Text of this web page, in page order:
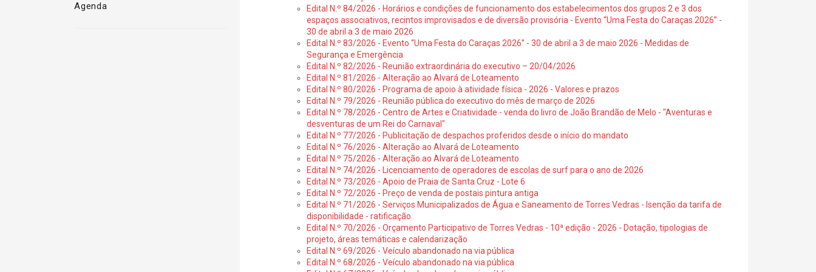
Agenda
Edital N.º 84/2026 - Horários e condições de funcionamento dos estabelecimentos dos grupos 2 e 3 dos
espaços associativos, recintos improvisados e de diversão provisória - Evento “Uma Festa do Caraças 2026” -
30 de abril a 3 de maio 2026
Edital N.º 83/2026 - Evento “Uma Festa do Caraças 2026” - 30 de abril a 3 de maio 2026 - Medidas de
Segurança e Emergência
Edital N.º 82/2026 - Reunião extraordinária do executivo – 20/04/2026
Edital N.º 81/2026 - Alteração ao Alvará de Loteamento
Edital N.º 80/2026 - Programa de apoio à atividade física - 2026 - Valores e prazos
Edital N.º 79/2026 - Reunião pública do executivo do mês de março de 2026
Edital N.º 78/2026 - Centro de Artes e Criatividade - venda do livro de João Brandão de Melo - "Aventuras e
desventuras de um Rei do Carnaval"
Edital N.º 77/2026 - Publicitação de despachos proferidos desde o início do mandato
Edital N.º 76/2026 - Alteração ao Alvará de Loteamento
Edital N.º 75/2026 - Alteração ao Alvará de Loteamento
Edital N.º 74/2026 - Licenciamento de operadores de escolas de surf para o ano de 2026
Edital N.º 73/2026 - Apoio de Praia de Santa Cruz - Lote 6
Edital N.º 72/2026 - Preço de venda de postais pintura antiga
Edital N.º 71/2026 - Serviços Municipalizados de Água e Saneamento de Torres Vedras - Isenção da tarifa de
disponibilidade - ratificação
Edital N.º 70/2026 - Orçamento Participativo de Torres Vedras - 10ª edição - 2026 - Dotação, tipologias de
projeto, áreas temáticas e calendarização
Edital N.º 69/2026 - Veículo abandonado na via pública
Edital N.º 68/2026 - Veículo abandonado na via pública